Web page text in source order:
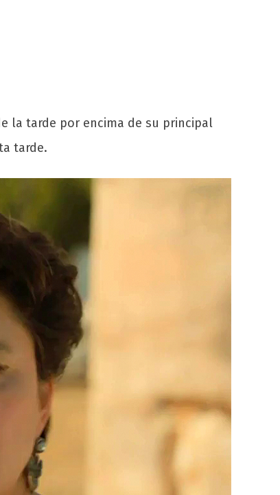
la tarde por encima de su principal
tarde.